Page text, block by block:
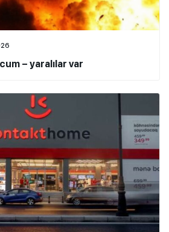
– yaralılar var